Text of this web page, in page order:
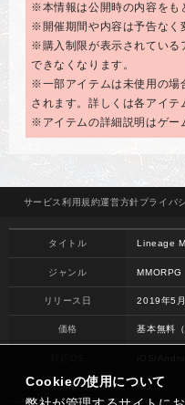
※本情報は公開時の内容をも
※開催期間や内容は予告なく
※購入制限が表示されている
できなくなります。
※一部アイテムは未使用の場
されます。詳しくは各アイテ
※アイテムの詳細説明はゲー
サービス 利用規約運営方針プライバ
タイトル Lineage M
ジャンル MMORPG
リリース日 2019年5
価格 基本無料
開発 NC
Cookieの使用について